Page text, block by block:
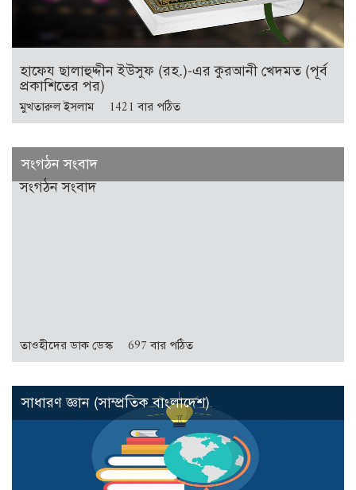
হাফেয ছালাহুদ্দীন ইউসুফ (রহ.)-এর কুরআনী খেদমত (পূর্ব
প্রকাশিতের পর)
মুখতারুল ইসলাম 1421 বার পঠিত
সংগঠন সংবাদ
সংগঠন সংবাদ
তাওহীদের ডাক ডেস্ক 697 বার পঠিত
সাধারণ জ্ঞান (সাম্প্রতিক বাংলাদেশ)